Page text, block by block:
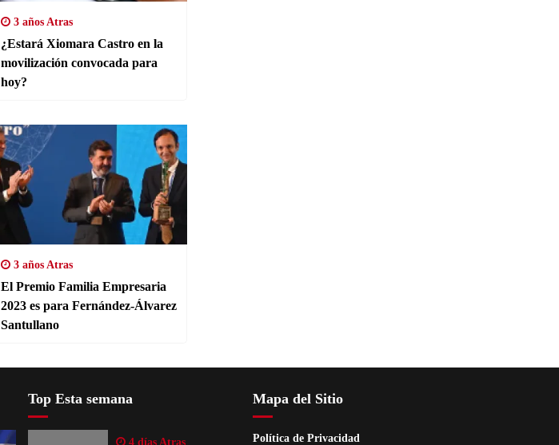
3 años Atras
¿Estará Xiomara Castro en la
movilización convocada para
hoy?
3 años Atras
El Premio Familia Empresaria
2023 es para Fernández-Álvarez
Santullano
Top Esta semana
4 días Atras
Mapa del Sitio
Política de Privacidad